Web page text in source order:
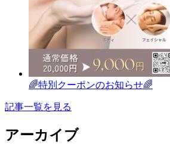
🌈特別クーポンのお知らせ🌈
記事一覧を見る
アーカイブ